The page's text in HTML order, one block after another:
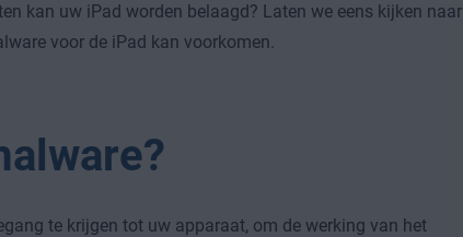
kan uw iPad worden belaagd? Laten we eens kijken naar
voor de iPad kan voorkomen.
te krijgen tot uw apparaat, om de werking van het